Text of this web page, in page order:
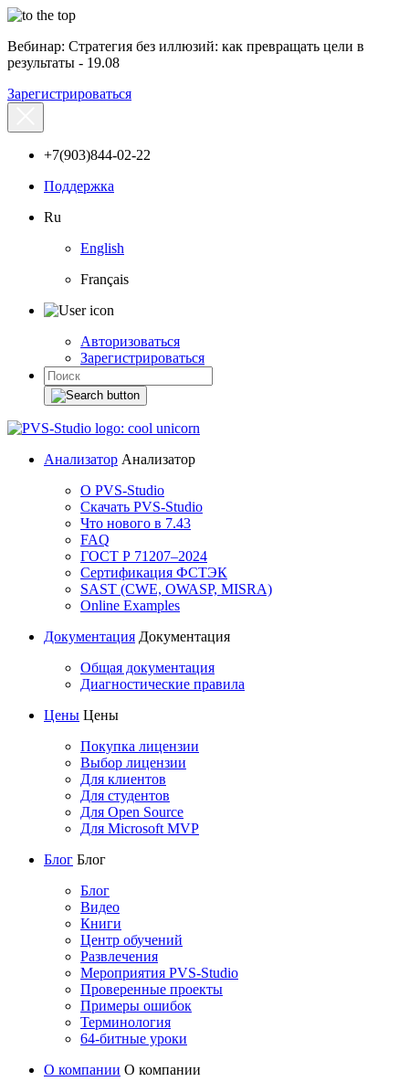
Вебинар: Стратегия без иллюзий: как превращать цели в
результаты - 19.08
Зарегистрироваться
+7(903)844-02-22
Поддержка
Ru
English
Français
Авторизоваться
Зарегистрироваться
Анализатор Анализатор
О PVS-Studio
Скачать PVS-Studio
Что нового в 7.43
FAQ
ГОСТ Р 71207–2024
Сертификация ФСТЭК
SAST (CWE, OWASP, MISRA)
Online Examples
Документация Документация
Общая документация
Диагностические правила
Цены Цены
Покупка лицензии
Выбор лицензии
Для клиентов
Для студентов
Для Open Source
Для Microsoft MVP
Блог Блог
Блог
Видео
Книги
Центр обучений
Развлечения
Мероприятия PVS-Studio
Проверенные проекты
Примеры ошибок
Терминология
64-битные уроки
О компании О компании